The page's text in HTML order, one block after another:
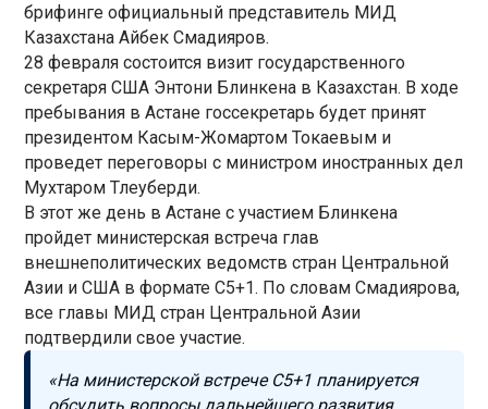
брифинге официальный представитель МИД
Казахстана Айбек Смадияров.
28 февраля состоится визит государственного
секретаря США Энтони Блинкена в Казахстан. В ходе
пребывания в Астане госсекретарь будет принят
президентом Касым-Жомартом Токаевым и
проведет переговоры с министром иностранных дел
Мухтаром Тлеуберди.
В этот же день в Астане с участием Блинкена
пройдет министерская встреча глав
внешнеполитических ведомств стран Центральной
Азии и США в формате С5+1. По словам Смадиярова,
все главы МИД стран Центральной Азии
подтвердили свое участие.
«На министерской встрече С5+1 планируется